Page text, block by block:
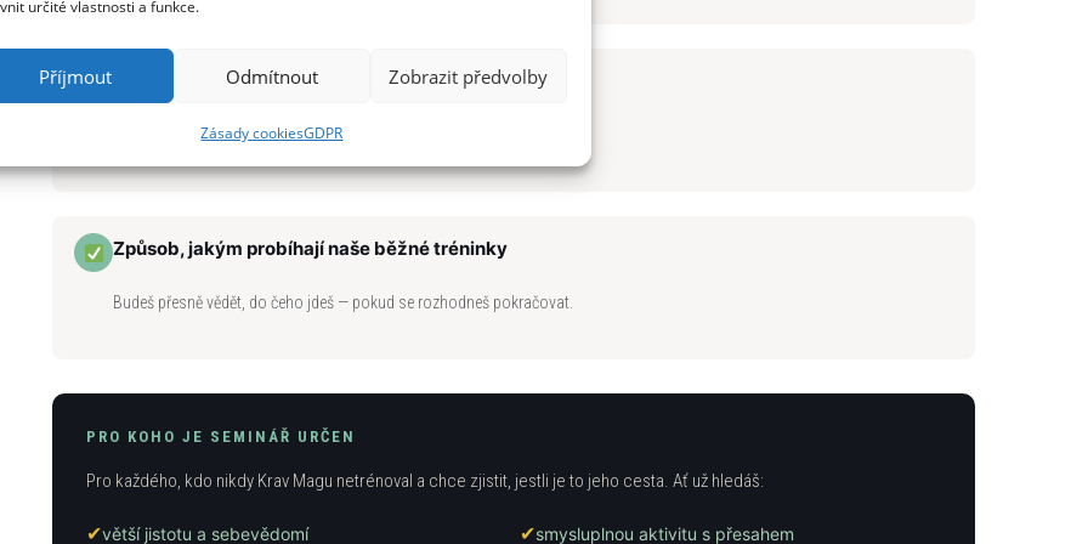
určité vlastnosti a funkce.
Příjmout Odmítnout Zobrazit předvolby
Zásady cookiesGDPR
Atmosféru a komunitu Respekt Gymu
Poznáš lidi, kteří tady trénují, a prostředí, kde se to děje.
Způsob, jakým probíhají naše běžné tréninky
Budeš přesně vědět, do čeho jdeš — pokud se rozhodneš pokračovat.
PRO KOHO JE SEMINÁŘ URČEN
Pro každého, kdo nikdy Krav Magu netrénoval a chce zjistit, jestli je to jeho cesta. Ať už hledáš:
✔větší jistotu a sebevědomí ✔smysluplnou aktivitu s přesahem